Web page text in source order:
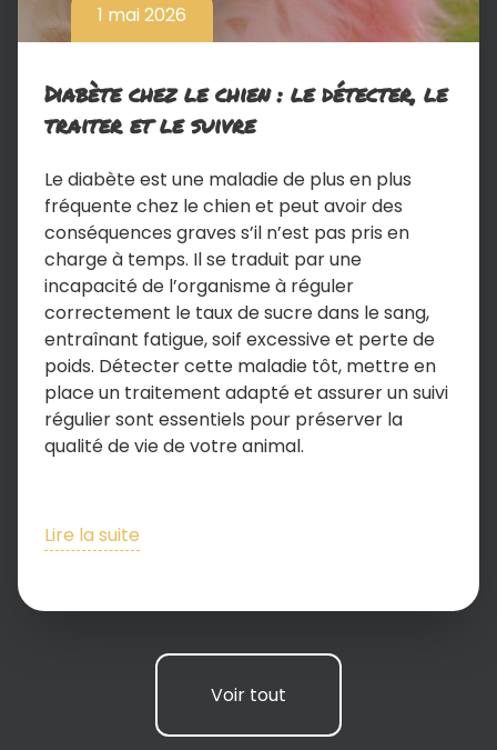
1 mai 2026
Diabète chez le chien : le détecter, le
traiter et le suivre
Le diabète est une maladie de plus en plus
fréquente chez le chien et peut avoir des
conséquences graves s’il n’est pas pris en
charge à temps. Il se traduit par une
incapacité de l’organisme à réguler
correctement le taux de sucre dans le sang,
entraînant fatigue, soif excessive et perte de
poids. Détecter cette maladie tôt, mettre en
place un traitement adapté et assurer un suivi
régulier sont essentiels pour préserver la
qualité de vie de votre animal.
Lire la suite
Voir tout